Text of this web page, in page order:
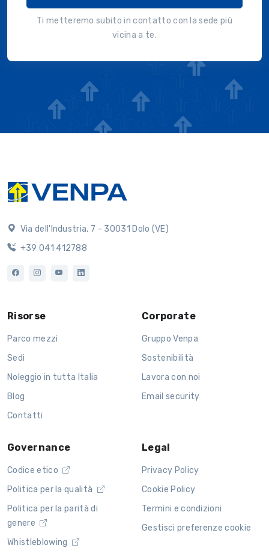
Ti metteremo subito in contatto con la sede più
vicina a te.
Via dell'Industria, 7 - 30031 Dolo (VE)
+39 041 412788
Risorse
Parco mezzi
Sedi
Noleggio in tutta Italia
Blog
Contatti
Corporate
Gruppo Venpa
Sostenibilità
Lavora con noi
Email security
Governance
Codice etico
Politica per la qualità
Politica per la parità di
genere
Whistleblowing
Legal
Privacy Policy
Cookie Policy
Termini e condizioni
Gestisci preferenze cookie